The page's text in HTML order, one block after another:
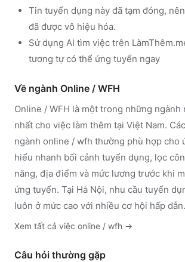
Tin tuyển dụng này đã tạm đóng,
đã được vô hiệu hóa.
Sử dụng AI tìm việc trên
tương tự có thể ứng tuyển ngay
Về ngành Online / WFH
Online / WFH là một trong những ngành
nhất cho việc làm thêm tại Việt Nam.
ngành online / wfh thường phù hợp cho
hiểu nhanh bối cảnh tuyển dụng, lọc
năng, địa điểm và mức lương trước khi
ứng tuyển. Tại Hà Nội, nhu cầu tuyển
luôn ở mức cao với nhiều cơ hội hấp dẫn.
Xem tất cả việc online / wfh →
Câu hỏi thường gặp